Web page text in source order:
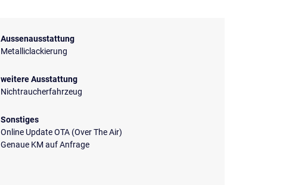
Aussenausstattung
Metalliclackierung
weitere Ausstattung
Nichtraucherfahrzeug
Sonstiges
Online Update OTA (Over The Air)
Genaue KM auf Anfrage